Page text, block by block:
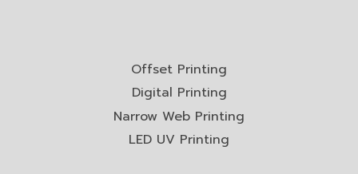
Offset Printing
Digital Printing
Narrow Web Printing
LED UV Printing